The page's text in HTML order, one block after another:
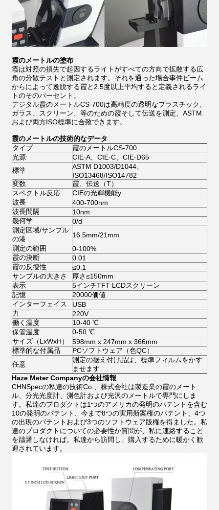
霞のメートルの塗布
霞は対照の損失で起因するライトがすべての方向で拡散する広
角の分散テストと測定されます。それを通った場合事件ビーム
からによって逸脱する霞と2.5度以上平均すると定義されるライ
トのそのパーセント。
デジタル霞のメートルCS-700は高精度の透明なプラスチック、
ガラス、スクリーン、等のための霞そして伝送を測定、ASTM
および両方ISO標準に合致できます。
霞のメートルの技術的なデータ
タイプ
霞のメートルCS-700
光源
CIE-A、CIE-C、CIE-D65
標準
ASTM D1003/D1044、
ISO13468/ISO14782
変数
霞、伝送（T）
スペクトル反応
CIEの光輝機能y
波長
400-700nm
波長間隔
10nm
幾何学
0/d
測定区域/サンプル
の港
16.5mm/21mm
測定の範囲
0-100%
霞の決断
0.01
霞の反復性
≤0.1
サンプルの大きさ
厚さ≤150mm
表示
5インチTFT LCDスクリーン
記憶
20000価値
インターフェイス
USB
力
220V
働く温度
10-40 ℃
保管温度
0-50 ℃
サイズ（LxWxH）
598mm x 247mm x 366mm
標準的な付属品
PCソフトウェア（色QC）
任意
測定の据え付け品は、標準フィルムをかす
ませます
Haze Meter Companyの会社情報
CHNSpecの私達の技術Co.、株式会社は製造業の霞のメート
ル、分光光度計、測色計および光沢のメートルで専門にしま
す。私達のプロダクトは1つのアメリカの発明のパテントを含む
10の発明のパテント、今まで8つの実用新案権のパテント、4つ
の出現のパテントおよび3つのソフトウェア版権を得ました。私
達のプロダクトについての必要性か質問が、私に連絡すること
を躊躇しなければ。私達から訪問し、購入するために暖かく歓
迎されています。